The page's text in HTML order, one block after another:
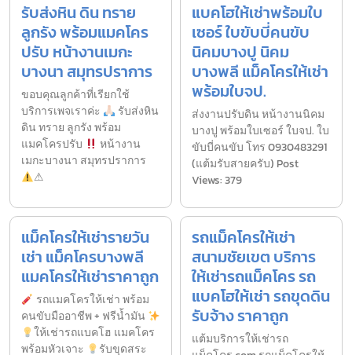
รับส่งหิน ดิน ทราย
ลูกรัง พร้อมแมคโคร
ปรับ หน้างานเมกะ
บางนา สมุทรปราการ
ขอบคุณลูกค้าที่เรียกใช้
บริการเพจเราค่ะ
รับส่งหิน
ดิน ทราย ลูกรัง พร้อม
แมคโครปรับ
หน้างาน
เมกะบางนา สมุทรปราการ
⚠
แบคโฮให้เช่าพร้อมใบ
เซอร์ ใบขับบี่คนขับ
นิคมบางปู นิคม
บางพลี แม็คโครให้เช่า
พร้อมใบจป.
ส่งงานปรับดิน หน้างานนิคม
บางปู พร้อมใบเซอร์ ใบจป. ใบ
ขับบี่คนขับ โทร 0930483291
(แต้มรับสายครับ) Post
Views: 379
แม็คโครให้เช่ารายวัน
เช่า แม็คโครบางพลี
แมคโครให้เช่าราคาถูก
รถแมคโครให้เช่า พร้อม
คนขับมืออาชีพ + ฟรีน้ำมัน
ให้เช่ารถแบคโฮ แมคโคร
พร้อมหัวเจาะ
รับขุดสระ
รถแม็คโครให้เช่า
สนามชัยเขต บริการ
ให้เช่ารถแม็คโคร รถ
แบคโฮให้เช่า รถขุดดิน
รับจ้าง ราคาถูก
แต้มบริการให้เช่ารถ